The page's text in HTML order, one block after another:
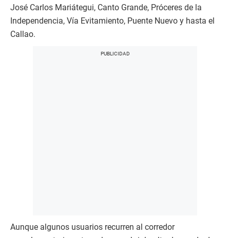
José Carlos Mariátegui, Canto Grande, Próceres de la
Independencia, Vía Evitamiento, Puente Nuevo y hasta el
Callao.
Aunque algunos usuarios recurren al corredor